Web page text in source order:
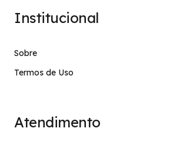
Institucional
Sobre
Termos de Uso
Atendimento